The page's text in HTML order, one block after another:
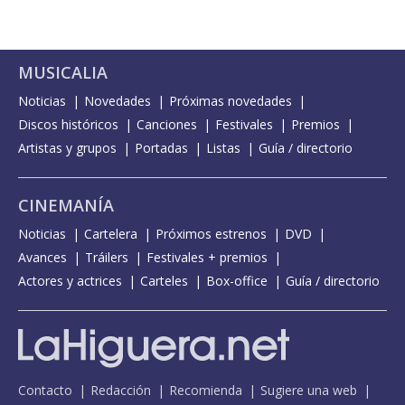
MUSICALIA
Noticias Novedades
Próximas novedades
Discos históricos
Canciones Festivales
Premios
Artistas y grupos
Portadas Listas Guía / directorio
CINEMANÍA
Noticias Cartelera Próximos estrenos
DVD
Avances
Tráilers
Festivales + premios
Actores y actrices
Carteles Box-office Guía / directorio
Contacto Redacción Recomienda Sugiere una web